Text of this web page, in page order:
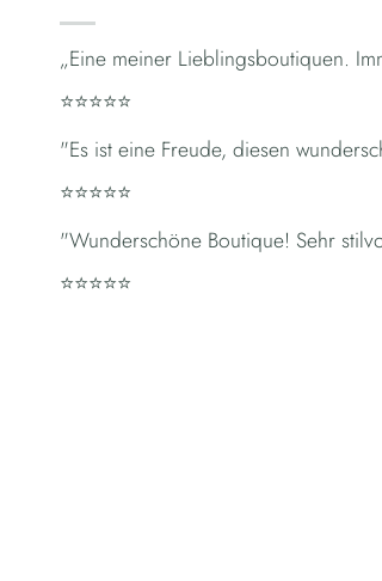
„Eine meiner Lieblingsboutiquen.
⭐⭐⭐⭐⭐
"Es ist eine Freude, diesen
⭐⭐⭐⭐⭐
"Wunderschöne Boutique! Sehr
⭐⭐⭐⭐⭐